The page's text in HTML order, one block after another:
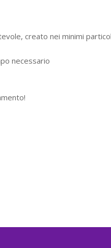
creato nei minimi
necessario